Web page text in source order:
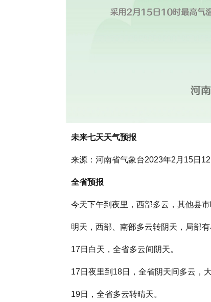
未来七天天气预报
来源：河南省气象台2023年2月15日
全省预报
今天下午到夜里，西部多云，其他县市
明天，西部、南部多云转阴天，局部
17日白天，全省多云间阴天。
17日夜里到18日，全省阴天间多云，
19日，全省多云转晴天。